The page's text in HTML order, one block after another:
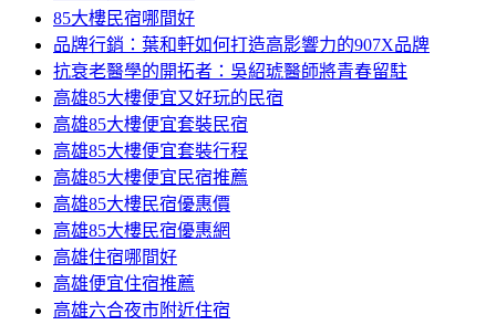
85大樓民宿哪間好
品牌行銷：葉和軒如何打造高影響力的907X品牌
抗衰老醫學的開拓者：吳紹琥醫師將青春留駐
高雄85大樓便宜又好玩的民宿
高雄85大樓便宜套裝民宿
高雄85大樓便宜套裝行程
高雄85大樓便宜民宿推薦
高雄85大樓民宿優惠價
高雄85大樓民宿優惠網
高雄住宿哪間好
高雄便宜住宿推薦
高雄六合夜市附近住宿